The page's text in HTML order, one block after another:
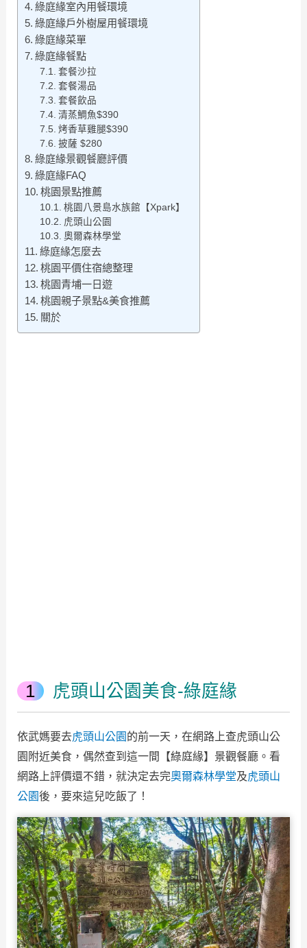
綠庭緣室內用餐環境
綠庭緣戶外樹屋用餐環境
綠庭緣菜單
綠庭緣餐點
套餐沙拉
套餐湯品
套餐飲品
清蒸鯛魚$390
烤香草雞腿$390
披薩 $280
綠庭緣景觀餐廳評價
綠庭緣FAQ
桃園景點推薦
桃園八景島水族館【Xpark】
虎頭山公園
奧爾森林學堂
綠庭緣怎麼去
桃園平價住宿總整理
桃園青埔一日遊
桃園親子景點&美食推薦
關於
虎頭山公園美食-綠庭緣
依武媽要去虎頭山公園 的前一天，在網路上查虎頭山公
園附近美食，偶然查到這一間【綠庭緣】景觀餐廳。看
網路上評價還不錯，就決定去完奧爾森林學堂及虎頭山
公園後，要來這兒吃飯了！